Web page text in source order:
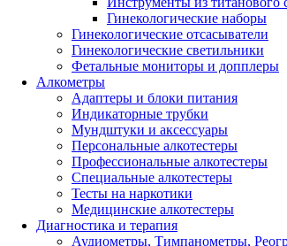
Гинекологические наборы
Гинекологические отсасыватели
Гинекологические светильники
Фетальные мониторы и допплеры
Алкометры
Адаптеры и блоки питания
Индикаторные трубки
Мундштуки и аксессуары
Персональные алкотестеры
Профессиональные алкотестеры
Специальные алкотестеры
Тесты на наркотики
Медицинские алкотестеры
Диагностика и терапия
Аудиометры, Тимпанометры,